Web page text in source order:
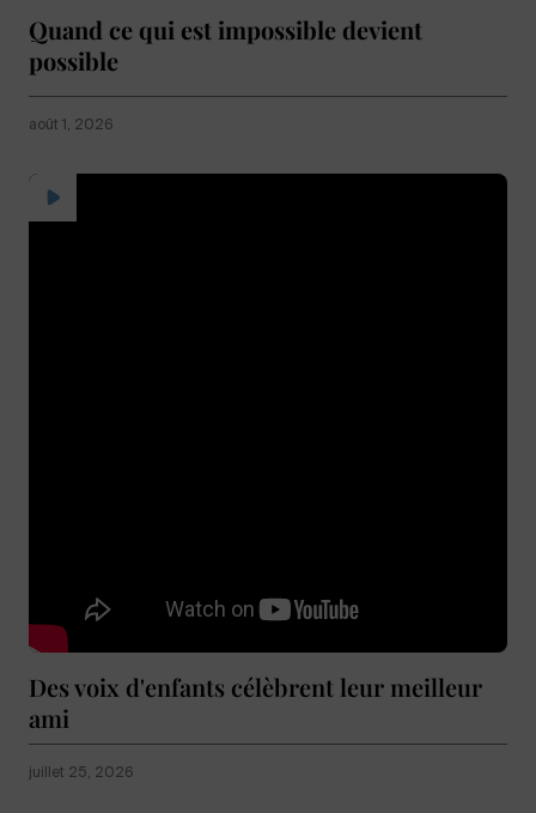
Quand ce qui est impossible devient
possible
août 1, 2026
Des voix d'enfants célèbrent leur meilleur
ami
juillet 25, 2026